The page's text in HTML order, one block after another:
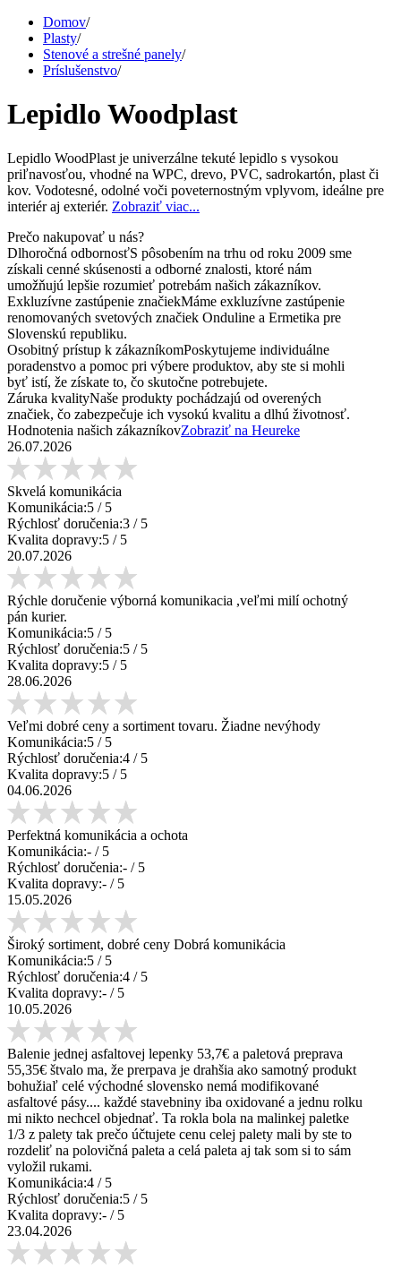
Domov/
Plasty/
Stenové a strešné panely/
Príslušenstvo/
Lepidlo Woodplast
Lepidlo WoodPlast je univerzálne tekuté lepidlo s vysokou
priľnavosťou, vhodné na WPC, drevo, PVC, sadrokartón, plast či
kov. Vodotesné, odolné voči poveternostným vplyvom, ideálne pre
interiér aj exteriér. Zobraziť viac...
Prečo nakupovať u nás?
Dlhoročná odbornosťS pôsobením na trhu od roku 2009 sme
získali cenné skúsenosti a odborné znalosti, ktoré nám
umožňujú lepšie rozumieť potrebám našich zákazníkov.
Exkluzívne zastúpenie značiekMáme exkluzívne zastúpenie
renomovaných svetových značiek Onduline a Ermetika pre
Slovenskú republiku.
Osobitný prístup k zákazníkomPoskytujeme individuálne
poradenstvo a pomoc pri výbere produktov, aby ste si mohli
byť istí, že získate to, čo skutočne potrebujete.
Záruka kvalityNaše produkty pochádzajú od overených
značiek, čo zabezpečuje ich vysokú kvalitu a dlhú životnosť.
Hodnotenia našich zákazníkovZobraziť na Heureke
26.07.2026
Skvelá komunikácia
Komunikácia:5 / 5
Rýchlosť doručenia:3 / 5
Kvalita dopravy:5 / 5
20.07.2026
Rýchle doručenie výborná komunikacia ,veľmi milí ochotný
pán kurier.
Komunikácia:5 / 5
Rýchlosť doručenia:5 / 5
Kvalita dopravy:5 / 5
28.06.2026
Veľmi dobré ceny a sortiment tovaru. Žiadne nevýhody
Komunikácia:5 / 5
Rýchlosť doručenia:4 / 5
Kvalita dopravy:5 / 5
04.06.2026
Perfektná komunikácia a ochota
Komunikácia:- / 5
Rýchlosť doručenia:- / 5
Kvalita dopravy:- / 5
15.05.2026
Široký sortiment, dobré ceny Dobrá komunikácia
Komunikácia:5 / 5
Rýchlosť doručenia:4 / 5
Kvalita dopravy:- / 5
10.05.2026
Balenie jednej asfaltovej lepenky 53,7€ a paletová preprava
55,35€ štvalo ma, že prerpava je drahšia ako samotný produkt
bohužiaľ celé východné slovensko nemá modifikované
asfaltové pásy.... každé stavebniny iba oxidované a jednu rolku
mi nikto nechcel objednať. Ta rokla bola na malinkej paletke
1/3 z palety tak prečo účtujete cenu celej palety mali by ste to
rozdeliť na polovičná paleta a celá paleta aj tak som si to sám
vyložil rukami.
Komunikácia:4 / 5
Rýchlosť doručenia:5 / 5
Kvalita dopravy:- / 5
23.04.2026